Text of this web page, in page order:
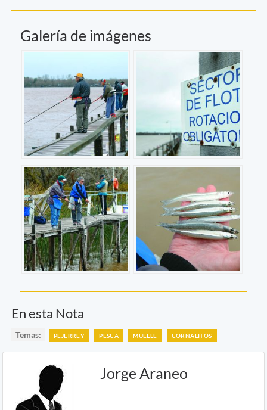
Galería de imágenes
En esta Nota
Temas: PEJERREY PESCA MUELLE CORNALITOS
Jorge Araneo